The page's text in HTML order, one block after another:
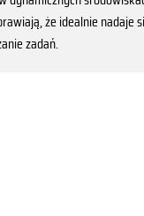
że idealnie
zadań.